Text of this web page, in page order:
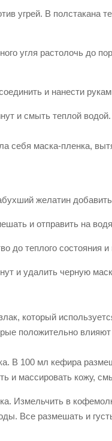
угрей. В полстакана
угля растолочь до
и нанести
и смыть теплой водой.
себя маска-пленка,
желатин
и отправить на
до теплого состояния
и удалить черную
который
положительно
В 100 мл кефира
и массировать кожу,
Измельчить в
Все размешать и